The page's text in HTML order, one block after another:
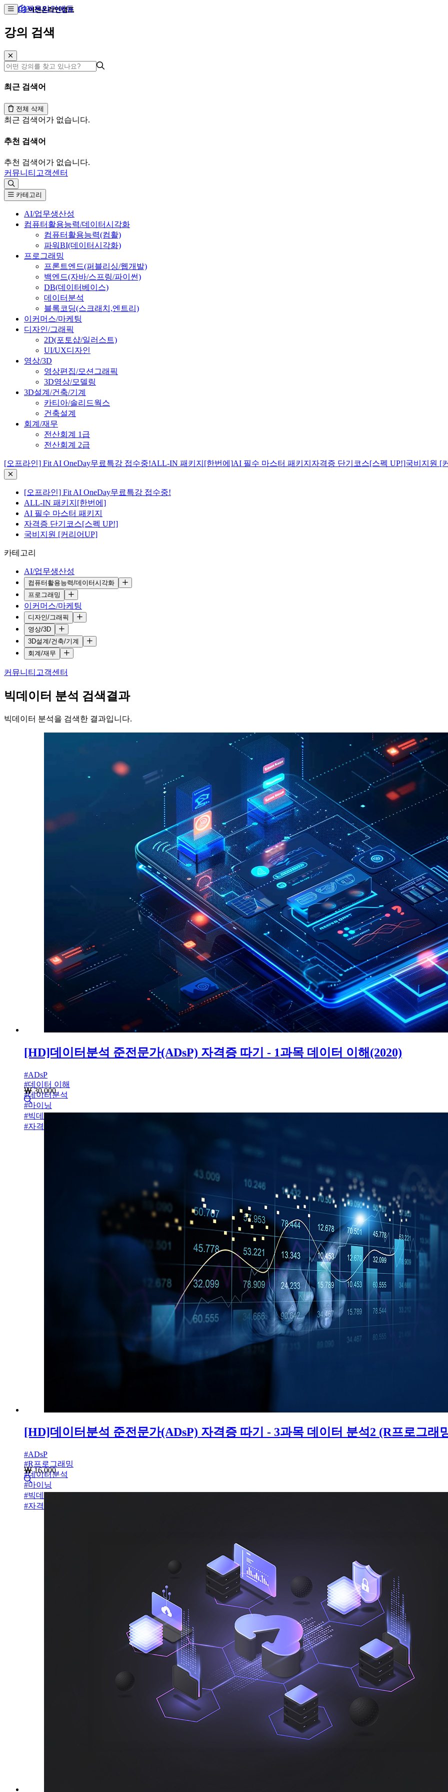
이젠온라인에듀
강의 검색
최근 검색어
전체 삭제
최근 검색어가 없습니다.
추천 검색어
추천 검색어가 없습니다.
커뮤니티 고객센터
카테고리
AI/업무생산성
컴퓨터활용능력/데이터시각화
컴퓨터활용능력(컴활)
파워BI(데이터시각화)
프로그래밍
프론트엔드(퍼블리싱/웹개발)
백엔드(자바/스프링/파이썬)
DB(데이터베이스)
데이터분석
블록코딩(스크래치,엔트리)
이커머스/마케팅
디자인/그래픽
2D(포토샵/일러스트)
UI/UX디자인
영상/3D
영상편집/모션그래픽
3D영상/모델링
3D설계/건축/기계
카티아/솔리드웍스
건축설계
회계/재무
전산회계 1급
전산회계 2급
[오프라인] Fit AI OneDay무료특강 접수중!ALL-IN 패키지[한번에]AI 필수 마스터 패키지 자격증 단기코스[스펙 UP!]국비지원 [
[오프라인] Fit AI OneDay무료특강 접수중!
ALL-IN 패키지[한번에]
AI 필수 마스터 패키지
자격증 단기코스[스펙 UP!]
국비지원 [커리어UP]
카테고리
AI/업무생산성
컴퓨터활용능력/데이터시각화
프로그래밍
이커머스/마케팅
디자인/그래픽
영상/3D
3D설계/건축/기계
회계/재무
커뮤니티 고객센터
빅데이터 분석 검색결과
빅데이터 분석을 검색한 결과입니다.
[HD]데이터분석 준전문가(ADsP) 자격증 따기 - 1과목 데이터 이해(2020)
#ADsP
#데이터 이해
#데이터분석
#마이닝
#빅데이터 분석
#자격증
30,000
[HD]데이터분석 준전문가(ADsP) 자격증 따기 - 3과목 데이터 분석2 (R프로그래
#ADsP
#R프로그래밍
#데이터분석
#마이닝
#빅데이터 분석
#자격증
16,000